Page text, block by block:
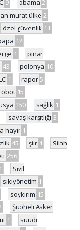
9 obama 2
murat ülke 2
özel güvenlik 11
12
1
pınar
43 polonya 10
1 rapor 5
15
150 sağlık 1
savaş karşıtlığı 3
hayır 1
45 şiir 4
Silah
256
Sivil
sıkıyönetim 1
soykırım 15
Şüpheli Asker
1
suudi